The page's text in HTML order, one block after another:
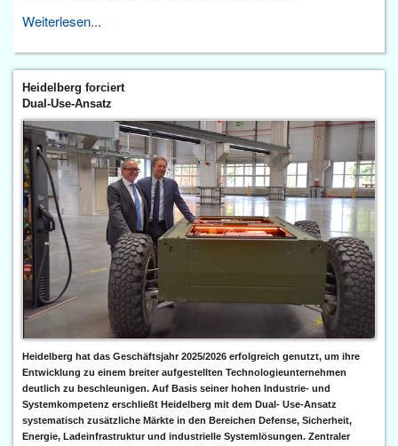
Weiterlesen...
Heidelberg forciert
Dual-Use-Ansatz
Heidelberg hat das Geschäftsjahr 2025/2026 erfolgreich genutzt, um ihre
Entwicklung zu einem breiter aufgestellten Technologieunternehmen
deutlich zu beschleunigen. Auf Basis seiner hohen Industrie- und
Systemkompetenz erschließt Heidelberg mit dem Dual- Use-Ansatz
systematisch zusätzliche Märkte in den Bereichen Defense, Sicherheit,
Energie, Ladeinfrastruktur und industrielle Systemlösungen. Zentraler